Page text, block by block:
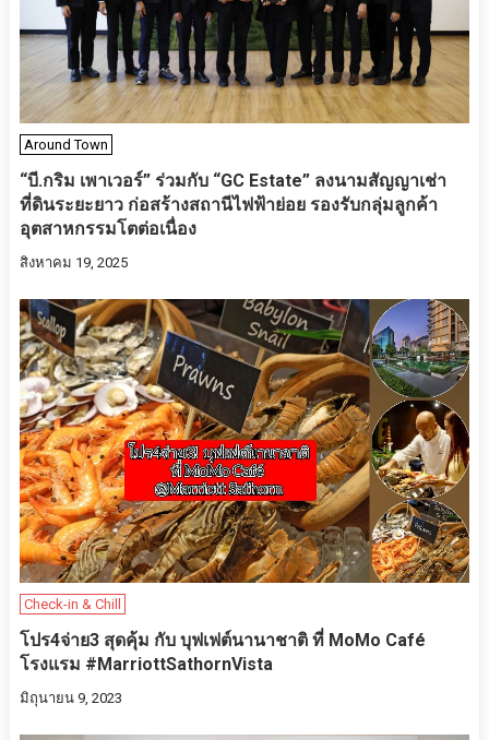
Around Town
“บี.กริม เพาเวอร์” ร่วมกับ “GC Estate” ลงนามสัญญาเช่า
ที่ดินระยะยาว ก่อสร้างสถานีไฟฟ้าย่อย รองรับกลุ่มลูกค้า
อุตสาหกรรมโตต่อเนื่อง
สิงหาคม 19, 2025
Check-in & Chill
โปร4จ่าย3 สุดคุ้ม​ ​กับ​ บุฟเฟต์​นานาชาติ​ ที่ MoMo Café
โรงแรม #MarriottSathornVista
มิถุนายน 9, 2023